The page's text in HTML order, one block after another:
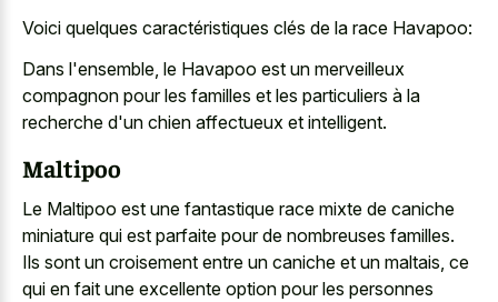
Voici quelques caractéristiques clés de la race Havapoo:
Dans l'ensemble, le Havapoo est un merveilleux
compagnon pour les familles et les particuliers à la
recherche d'un chien affectueux et intelligent.
Maltipoo
Le Maltipoo est une fantastique race mixte de caniche
miniature qui est parfaite pour de nombreuses familles.
Ils sont un croisement entre un caniche et un maltais, ce
qui en fait une excellente option pour les personnes